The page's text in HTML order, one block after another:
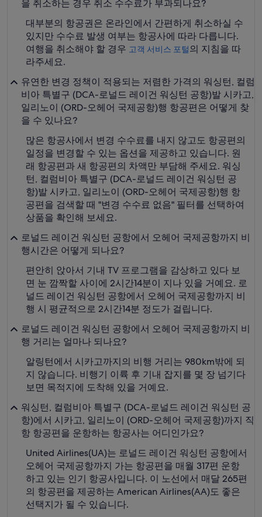
을 취소하는 경우 취소 수수료가 부과되나요?
대부분의 항공권은 온라인에서 간편하게 취소하실 수
있지만 수수료 발생 여부는 항공사에 따라 다릅니다.
여행을 취소해야 할 경우 고객 서비스 포털의 지침을 따
라주세요.
유연한 변경 정책이 적용되는 저렴한 가격의 워싱턴, 컬럼
비아 특별구 (DCA-로널드 레이건 워싱턴 공항)발 시카고,
일리노이 (ORD-오헤어 국제공항)행 항공편은 어떻게 찾
을 수 있나요?
많은 항공사에서 변경 수수료를 내지 않고도 항공편의
일정을 변경할 수 있는 옵션을 제공하고 있습니다. 원
래 항공편과 새 항공편의 차액만 부담해 주세요. 워싱
턴, 컬럼비아 특별구 (DCA-로널드 레이건 워싱턴 공
항)발 시카고, 일리노이 (ORD-오헤어 국제공항)행 항
공편을 검색할 때 "변경 수수료 없음" 필터를 선택하여
상품을 확인해 보세요.
로널드 레이건 워싱턴 공항에서 오헤어 국제공항까지 비
행시간은 어떻게 되나요?
편안히 앉아서 기내 TV 프로그램을 감상하고 있다 보
면 눈 깜짝할 사이에 2시간14분이 지나 있을 거예요. 로
널드 레이건 워싱턴 공항에서 오헤어 국제공항까지 비
행 시 평균적으로 2시간14분 정도가 걸립니다.
로널드 레이건 워싱턴 공항에서 오헤어 국제공항까지 비
행 거리는 얼마나 되나요?
알링턴에서 시카고까지의 비행 거리는 980km밖에 되
지 않습니다. 비행기 이륙 후 기내 잡지를 몇 장 넘기다
보면 목적지에 도착해 있을 거예요.
워싱턴, 컬럼비아 특별구 (DCA-로널드 레이건 워싱턴 공
항)에서 시카고, 일리노이 (ORD-오헤어 국제공항)까지 직
항 항공편을 운항하는 항공사는 어디인가요?
United Airlines(UA)는 로널드 레이건 워싱턴 공항에서
오헤어 국제공항까지 가는 항공편을 매월 317편 운항
하고 있는 인기 항공사입니다. 이 노선에서 매달 265편
의 항공편을 제공하는 American Airlines(AA)도 좋은
선택지가 될 수 있습니다.